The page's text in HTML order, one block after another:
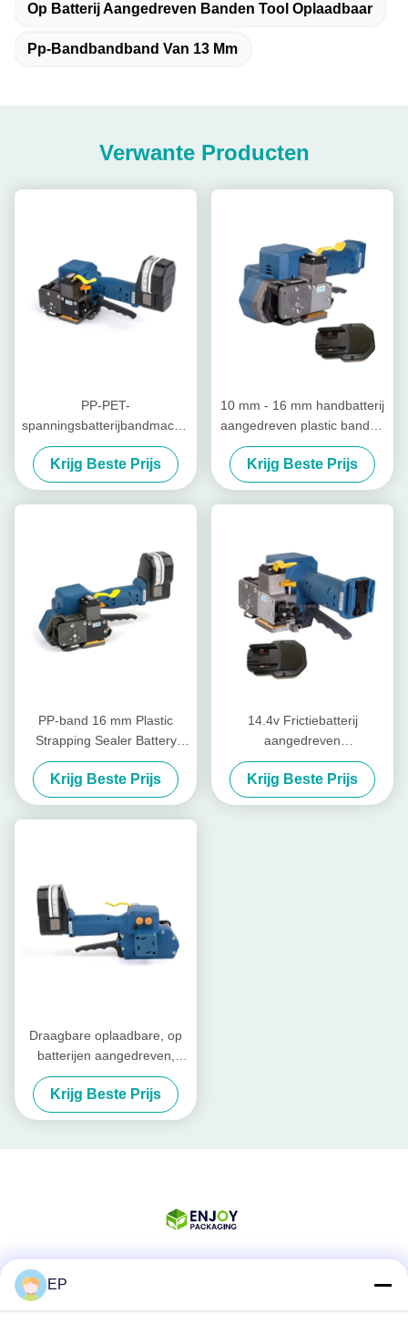
Op Batterij Aangedreven Banden Tool Oplaadbaar
Pp-Bandbandband Van 13 Mm
Verwante Producten
PP-PET-
spanningsbatterijbandmachine
3000N-spanningsmachine
voor plastic banden
Krijg Beste Prijs
10 mm - 16 mm handbatterij
aangedreven plastic banden
gereedschap zonder zegel
draadloos hand pallet band
Krijg Beste Prijs
PP-band 16 mm Plastic
Strapping Sealer Battery
Tensioner Oplaadbare Pp-
bandverpakkingsmachine
Krijg Beste Prijs
14.4v Frictiebatterij
aangedreven
kunststofbanden
gereedschap Laskracht
Handgesteund banden
Krijg Beste Prijs
Draagbare oplaadbare, op
batterijen aangedreven,
handmatige
palletbandmachine
Krijg Beste Prijs
EP